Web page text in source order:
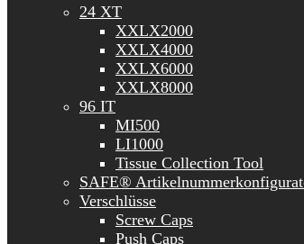
24 XT
XXLX2000
XXLX4000
XXLX6000
XXLX8000
96 IT
MI500
LI1000
Tissue Collection Tool
SAFE®
Verschlüsse
Screw Caps
Push Caps